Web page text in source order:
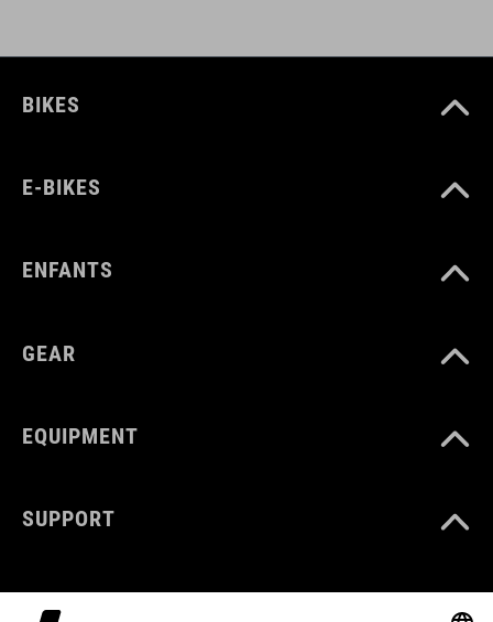
BIKES
E-BIKES
ENFANTS
GEAR
EQUIPMENT
SUPPORT